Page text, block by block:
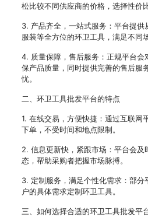
松比较不同供应商的价格，选择性价
3. 产品齐全，一站式服务：平台提供
服装等全方位的环卫工具，满足不同
4. 质量保障，售后服务：正规平台会
保产品质量，同时提供完善的售后服
忧。
二、环卫工具批发平台的特点
1. 在线交易，方便快捷：通过互联网
下单，不受时间和地点限制。
2. 信息更新快，紧跟市场：平台会及
态，帮助采购者把握市场脉搏。
3. 定制服务，满足个性化需求：部分
户的具体需求定制环卫工具。
三、如何选择合适的环卫工具批发平